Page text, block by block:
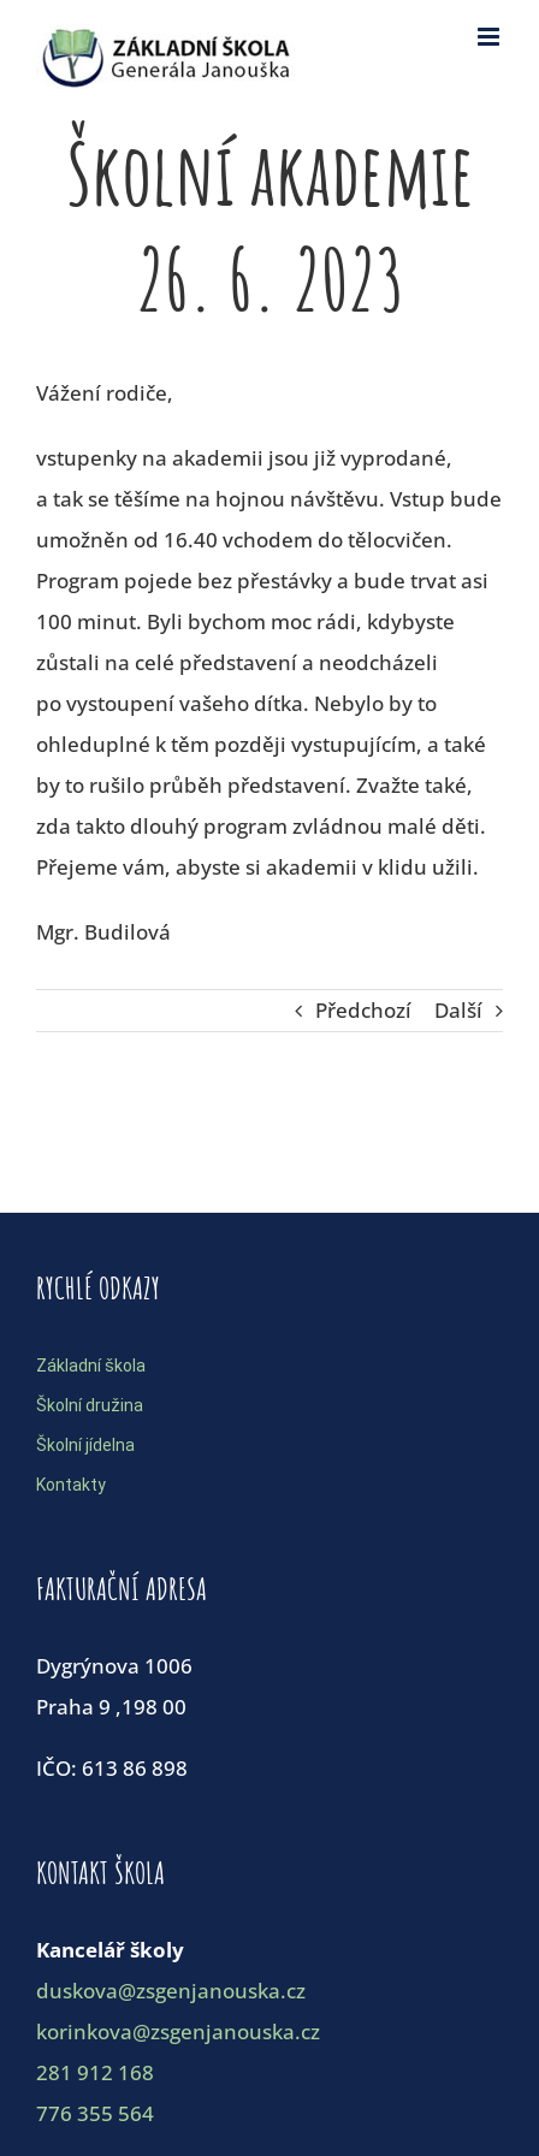
Školní akademie
26. 6. 2023
Předchozí Další
Vážení rodiče,
vstupenky na akademii jsou již vyprodané,
a tak se těšíme na hojnou návštěvu. Vstup bude
umožněn od 16.40 vchodem do tělocvičen.
Program pojede bez přestávky a bude trvat asi
100 minut. Byli bychom moc rádi, kdybyste
zůstali na celé představení a neodcházeli
po vystoupení vašeho dítka. Nebylo by to
ohleduplné k těm později vystupujícím, a také
by to rušilo průběh představení. Zvažte také,
zda takto dlouhý program zvládnou malé děti.
Přejeme vám, abyste si akademii v klidu užili.
Mgr. Budilová
RYCHLÉ ODKAZY
Základní škola
Školní družina
Školní jídelna
Kontakty
FAKTURAČNÍ ADRESA
Dygrýnova 1006
Praha 9 ,198 00
IČO: 613 86 898
KONTAKT ŠKOLA
Kancelář školy
duskova@zsgenjanouska.cz
korinkova@zsgenjanouska.cz
281 912 168
776 355 564